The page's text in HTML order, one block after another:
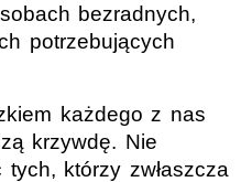
bezradnych,
potrzebujących
każdego z nas
krzywdę. Nie
którzy zwłaszcza